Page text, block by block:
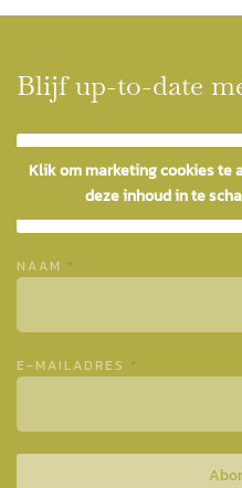
Blijf up-to-date
Klik om marketing cookies te
deze inhoud in te
NAAM *
E-MAILADRES *